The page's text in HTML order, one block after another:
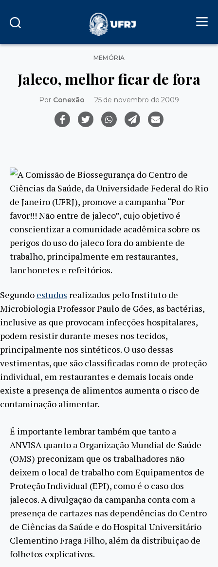
Categorias
MEMÓRIA
Jaleco, melhor ficar de fora
Por Conexão 25 de novembro de 2009
A Comissão de Biossegurança do Centro de
Ciências da Saúde, da Universidade Federal do Rio
de Janeiro (UFRJ), promove a campanha “Por
favor!!! Não entre de jaleco”, cujo objetivo é
conscientizar a comunidade acadêmica sobre os
perigos do uso do jaleco fora do ambiente de
trabalho, principalmente em restaurantes,
lanchonetes e refeitórios.
Segundo estudos realizados pelo Instituto de
Microbiologia Professor Paulo de Góes, as bactérias,
inclusive as que provocam infecções hospitalares,
podem resistir durante meses nos tecidos,
principalmente nos sintéticos. O uso dessas
vestimentas, que são classificadas como de proteção
individual, em restaurantes e demais locais onde
existe a presença de alimentos aumenta o risco de
contaminação alimentar.
É importante lembrar também que tanto a
ANVISA quanto a Organização Mundial de Saúde
(OMS) preconizam que os trabalhadores não
deixem o local de trabalho com Equipamentos de
Proteção Individual (EPI), como é o caso dos
jalecos. A divulgação da campanha conta com a
presença de cartazes nas dependências do Centro
de Ciências da Saúde e do Hospital Universitário
Clementino Fraga Filho, além da distribuição de
folhetos explicativos.